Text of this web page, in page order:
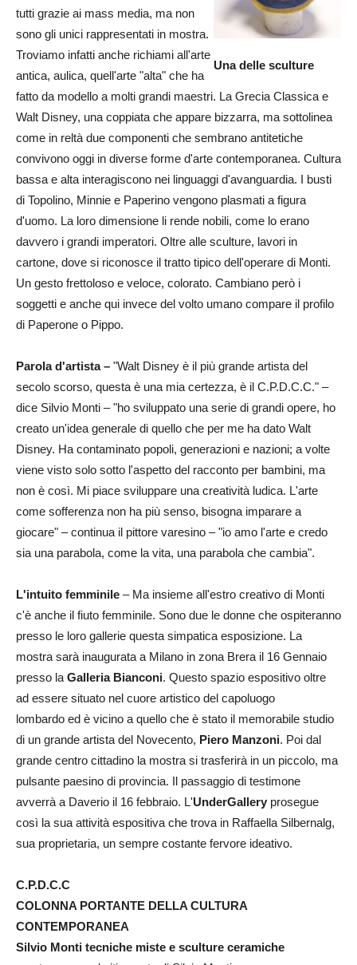
Una delle sculture
tutti grazie ai mass media, ma non
sono gli unici rappresentati in mostra.
Troviamo infatti anche richiami all'arte
antica, aulica, quell'arte "alta" che ha
fatto da modello a molti grandi maestri. La Grecia Classica e
Walt Disney, una coppiata che appare bizzarra, ma sottolinea
come in reltà due componenti che sembrano antitetiche
convivono oggi in diverse forme d'arte contemporanea. Cultura
bassa e alta interagiscono nei linguaggi d'avanguardia. I busti
di Topolino, Minnie e Paperino vengono plasmati a figura
d'uomo. La loro dimensione li rende nobili, come lo erano
davvero i grandi imperatori. Oltre alle sculture, lavori in
cartone, dove si riconosce il tratto tipico dell'operare di Monti.
Un gesto frettoloso e veloce, colorato. Cambiano però i
soggetti e anche qui invece del volto umano compare il profilo
di Paperone o Pippo.
Parola d'artista – "Walt Disney è il più grande artista del
secolo scorso, questa è una mia certezza, è il C.P.D.C.C." –
dice Silvio Monti – "ho sviluppato una serie di grandi opere, ho
creato un'idea generale di quello che per me ha dato Walt
Disney. Ha contaminato popoli, generazioni e nazioni; a volte
viene visto solo sotto l'aspetto del racconto per bambini, ma
non è così. Mi piace sviluppare una creatività ludica. L'arte
come sofferenza non ha più senso, bisogna imparare a
giocare" – continua il pittore varesino – "io amo l'arte e credo
sia una parabola, come la vita, una parabola che cambia".
L'intuito femminile – Ma insieme all'estro creativo di Monti
c'è anche il fiuto femminile. Sono due le donne che ospiteranno
presso le loro gallerie questa simpatica esposizione. La
mostra sarà inaugurata a Milano in zona Brera il 16 Gennaio
presso la Galleria Bianconi. Questo spazio espositivo oltre
ad essere situato nel cuore artistico del capoluogo
lombardo ed è vicino a quello che è stato il memorabile studio
di un grande artista del Novecento, Piero Manzoni. Poi dal
grande centro cittadino la mostra si trasferirà in un piccolo, ma
pulsante paesino di provincia. Il passaggio di testimone
avverrà a Daverio il 16 febbraio. L'UnderGallery prosegue
così la sua attività espositiva che trova in Raffaella Silbernalg,
sua proprietaria, un sempre costante fervore ideativo.
C.P.D.C.C
COLONNA PORTANTE DELLA CULTURA
CONTEMPORANEA
Silvio Monti tecniche miste e sculture ceramiche